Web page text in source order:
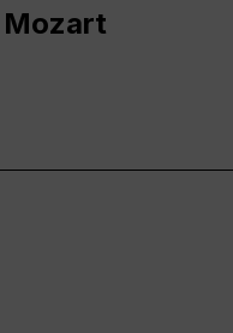
Mozart